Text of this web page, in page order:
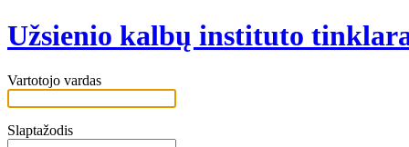
Užsienio kalbų instituto
Vartotojo vardas
Slaptažodis